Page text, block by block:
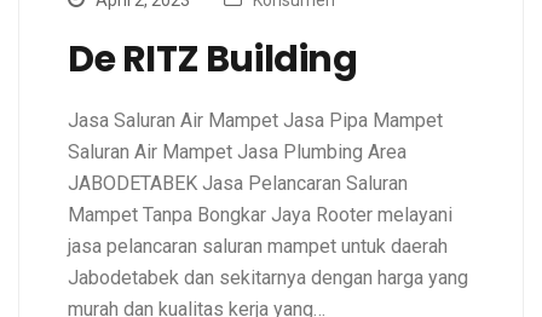
De RITZ Building
Jasa Saluran Air Mampet Jasa Pipa Mampet
Saluran Air Mampet Jasa Plumbing Area
JABODETABEK Jasa Pelancaran Saluran
Mampet Tanpa Bongkar Jaya Rooter melayani
jasa pelancaran saluran mampet untuk daerah
Jabodetabek dan sekitarnya dengan harga yang
murah dan kualitas kerja yang…